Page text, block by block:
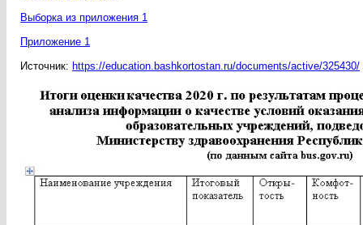
Выборка из приложения 1
Приложение 1
Источник: https://education.bashkortostan.ru/documents/active/325430/